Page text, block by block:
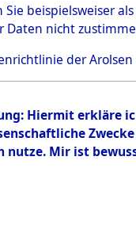
Branch -
0026
Sie beispielsweiser
Daten nicht
der Arolsen
Hiermit erkläre
nutze. Mir ist